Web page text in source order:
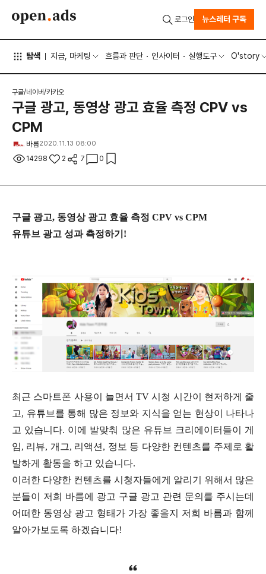
탐색 지금, 마케팅 흐름과 판단 인사이터 실행도구 O'story
로그인 뉴스레터 구독
구글/네이버/카카오
구글 광고, 동영상 광고 효율 측정 CPV vs
CPM
바름2020.11.13 08:00
14298 2 7 0
구글 광고, 동영상 광고 효율 측정 CPV vs CPM
유튜브 광고 성과 측정하기!
최근 스마트폰 사용이 늘면서 TV 시청 시간이 현저하게 줄
고, 유튜브를 통해 많은 정보와 지식을 얻는 현상이 나타나
고 있습니다. 이에 발맞춰 많은 유튜브 크리에이터들이 게
임, 리뷰, 개그, 리액션, 정보 등 다양한 컨텐츠를 주제로 활
발하게 활동을 하고 있습니다.
이러한 다양한 컨텐츠를 시청자들에게 알리기 위해서 많은
분들이 저희 바름에 광고 구글 광고 관련 문의를 주시는데
어떠한 동영상 광고 형태가 가장 좋을지 저희 바름과 함께
알아가보도록 하겠습니다!